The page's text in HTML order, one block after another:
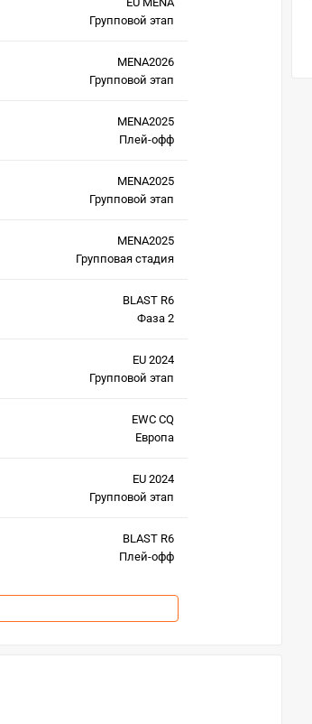
Групповой этап
MENA2026
Групповой этап
MENA2025
Плей-офф
MENA2025
Групповой этап
MENA2025
Групповая стадия
BLAST R6
Фаза 2
EU 2024
Групповой этап
EWC CQ
Европа
EU 2024
Групповой этап
BLAST R6
Плей-офф